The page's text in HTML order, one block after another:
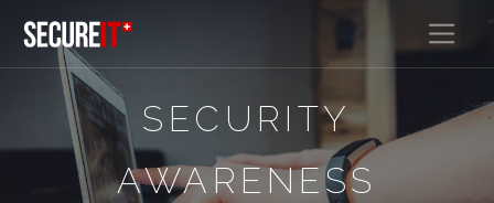
SECURITY
AWARENESS